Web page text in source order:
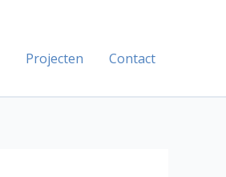
Projecten Contact